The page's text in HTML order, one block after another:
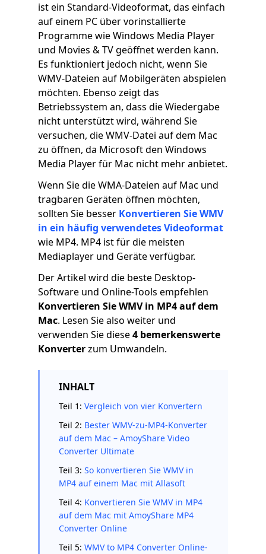
ist ein Standard-Videoformat, das einfach
auf einem PC über vorinstallierte
Programme wie Windows Media Player
und Movies & TV geöffnet werden kann.
Es funktioniert jedoch nicht, wenn Sie
WMV-Dateien auf Mobilgeräten abspielen
möchten. Ebenso zeigt das
Betriebssystem an, dass die Wiedergabe
nicht unterstützt wird, während Sie
versuchen, die WMV-Datei auf dem Mac
zu öffnen, da Microsoft den Windows
Media Player für Mac nicht mehr anbietet.
Wenn Sie die WMA-Dateien auf Mac und
tragbaren Geräten öffnen möchten,
sollten Sie besser Konvertieren Sie WMV
in ein häufig verwendetes Videoformat
wie MP4. MP4 ist für die meisten
Mediaplayer und Geräte verfügbar.
Der Artikel wird die beste Desktop-
Software und Online-Tools empfehlen
Konvertieren Sie WMV in MP4 auf dem
Mac. Lesen Sie also weiter und
verwenden Sie diese4 bemerkenswerte
Konverterzum Umwandeln.
INHALT
Teil 1: Vergleich von vier Konvertern
Teil 2: Bester WMV-zu-MP4-Konverter
auf dem Mac – AmoyShare Video
Converter Ultimate
Teil 3: So konvertieren Sie WMV in
MP4 auf einem Mac mit Allasoft
Teil 4: Konvertieren Sie WMV in MP4
auf dem Mac mit AmoyShare MP4
Converter Online
Teil 5: WMV to MP4 Converter Online-